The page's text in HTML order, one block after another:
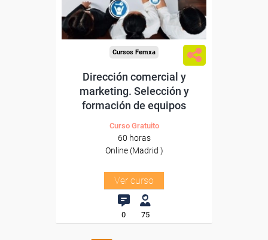
Para todos los sectores.
Cursos Femxa
Dirección comercial y
marketing. Selección y
formación de equipos
Curso Gratuito
60 horas
Online (Madrid )
Ver curso
0 75